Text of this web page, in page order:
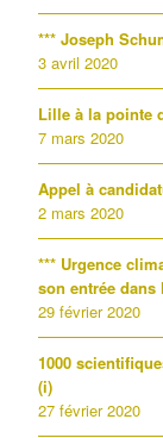
*** Joseph
3 avril 2020
Lille à la pointe
7 mars 2020
Appel à
2 mars 2020
*** Urgence
son entrée dans
29 février 2020
1000
(i)
27 février 2020